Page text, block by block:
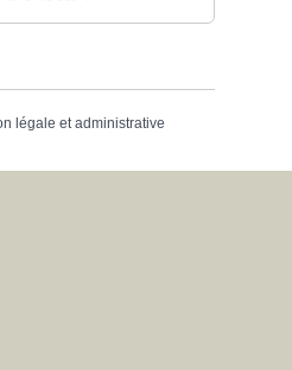
légale et administrative